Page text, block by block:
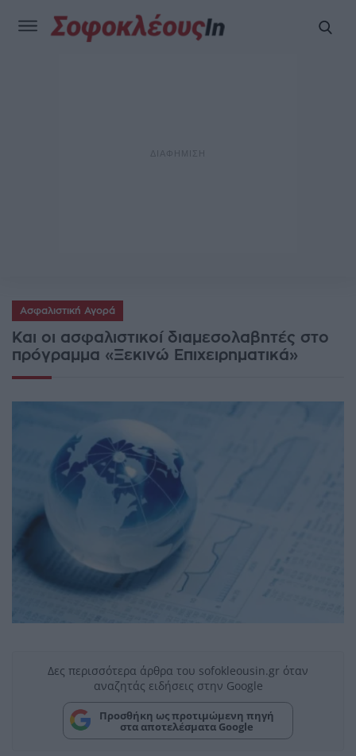
Ασφαλιστική Αγορά
Και οι ασφαλιστικοί διαμεσολαβητές στο
πρόγραμμα «Ξεκινώ Επιχειρηματικά»
Δες περισσότερα άρθρα του sofokleousin.gr όταν
αναζητάς ειδήσεις στην Google
Προσθήκη ως προτιμώμενη πηγή
στα αποτελέσματα Google